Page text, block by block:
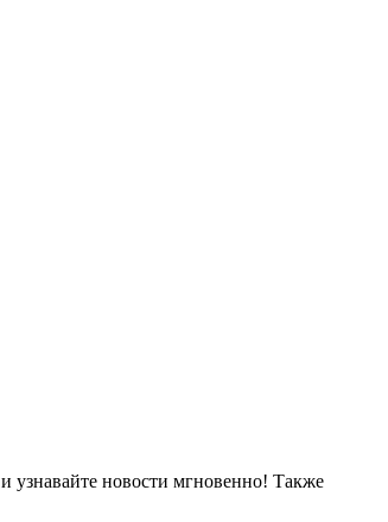
и узнавайте новости мгновенно! Также